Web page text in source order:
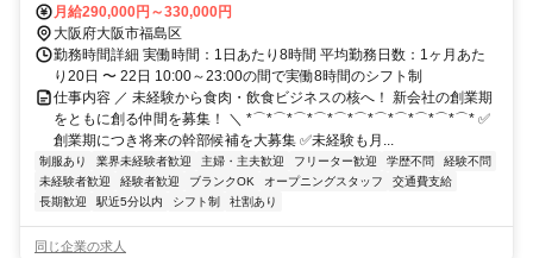
神駅」から徒歩約5分
月給290,000円～330,000円
大阪府大阪市福島区
勤務時間詳細 実働時間：1日あたり8時間 平均勤務日数：1ヶ月あた
り20日 〜 22日 10:00～23:00の間で実働8時間のシフト制
仕事内容 ／ 未経験から食肉・飲食ビジネスの核へ！ 新会社の創業期
をともに創る仲間を募集！ ＼ *⌒*⌒*⌒*⌒*⌒*⌒*⌒*⌒*⌒*⌒*⌒* ✅
創業期につき将来の幹部候補を大募集 ✅未経験も月...
制服あり 業界未経験者歓迎 主婦・主夫歓迎 フリーター歓迎 学歴不問
経験不問
未経験者歓迎
経験者歓迎 ブランクOK オープニングスタッフ
交通費支給
長期歓迎
駅近5分以内 シフト制 社割あり
同じ企業の求人